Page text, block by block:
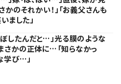
のそれかい！」「お義父さんも
ました」
したんだと…」光る膜のような
さかの正体に…「知らなかっ
学び…」